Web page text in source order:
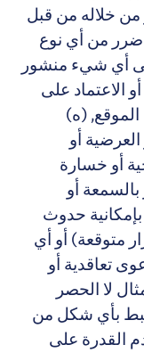
خلاله من قبل
من أي نوع
أي شيء منشور
على
(ه)
أو
أو خسارة
أو
حدوث
أو أي
أو
لا الحصر
بأي شكل من
على